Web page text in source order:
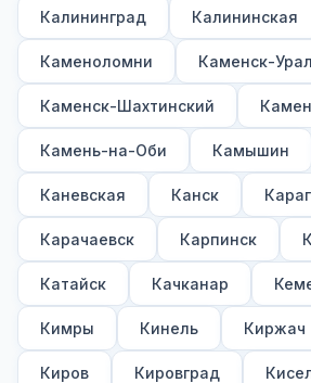
Калининград Калининская
Каменоломни Каменск-
Каменск-Шахтинский
Камень-на-Оби Камышин
Каневская Канск
Карачаевск Карпинск
Катайск Качканар
Кимры Кинель Киржач
Киров Кировград